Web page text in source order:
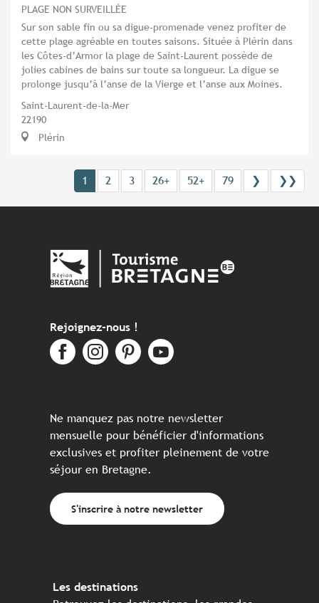
PLAGE NON SURVEILLÉE
Sur son sable fin ou sa digue-promenade venez profiter de
cette plage agréable en toutes saisons. Située à Plérin dans
les Côtes-d’Armor la plage de Saint-Laurent possède de
jolies cabines de bains sur toute sa longueur. La digue se
prolonge jusqu’à l’anse de la Vierge et l’anse aux Moines.
Saint-Laurent-de-la-Mer
22190
Plérin
1 2 3 26+ 52+ 79 ❯ ❯❯
Rejoignez-nous !
Ne manquez pas notre newsletter
mensuelle pour bénéficier d'informations
exclusives et profiter pleinement de votre
séjour en Bretagne.
S'inscrire à notre newsletter
Les destinations